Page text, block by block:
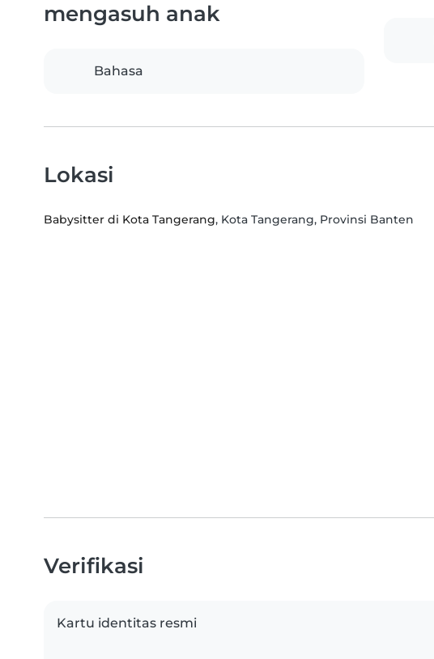
mengasuh anak
Bahasa
Lokasi
Babysitter di Kota Tangerang, Kota Tangerang, Provinsi Banten
Verifikasi
Kartu identitas resmi